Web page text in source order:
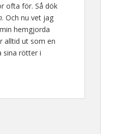
ofta för. Så dök
. Och nu vet jag
hemgjorda
alltid ut som en
sina rötter i